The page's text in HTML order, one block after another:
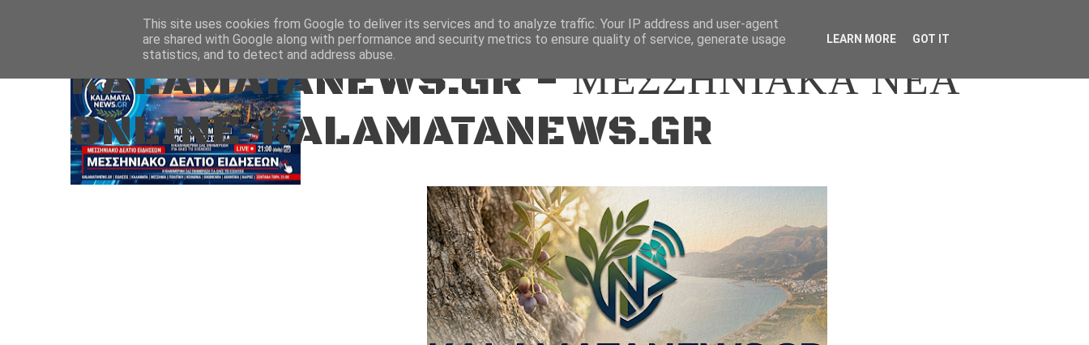
Aug 9, 2026
KALAMATANEWS.GR - ΜΕΣΣΗΝΙΑΚΑ ΝΕΑ
ONLINE-KALAMATANEWS.GR
This site uses cookies from Google to deliver its services and to analyze traffic. Your IP address and user-agent
are shared with Google along with performance and security metrics to ensure quality of service, generate usage
statistics, and to detect and address abuse.
LEARN MORE GOT IT